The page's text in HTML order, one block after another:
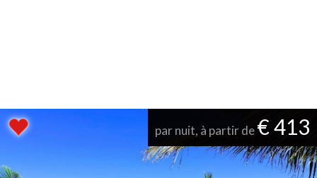
par nuit, à partir de€ 413